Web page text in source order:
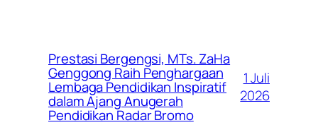
Prestasi Bergengsi, MTs. ZaHa
Genggong Raih Penghargaan
Lembaga Pendidikan Inspiratif
dalam Ajang Anugerah
Pendidikan Radar Bromo
1 Juli
2026